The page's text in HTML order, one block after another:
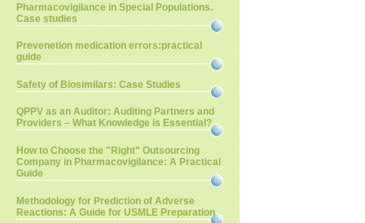
Pharmacovigilance in Special Populations.
Case studies
Prevenetion medication errors:practical
guide
Safety of Biosimilars: Case Studies
QPPV as an Auditor: Auditing Partners and
Providers – What Knowledge is Essential?
How to Choose the "Right" Outsourcing
Company in Pharmacovigilance: A Practical
Guide
Methodology for Prediction of Adverse
Reactions: A Guide for USMLE Preparation